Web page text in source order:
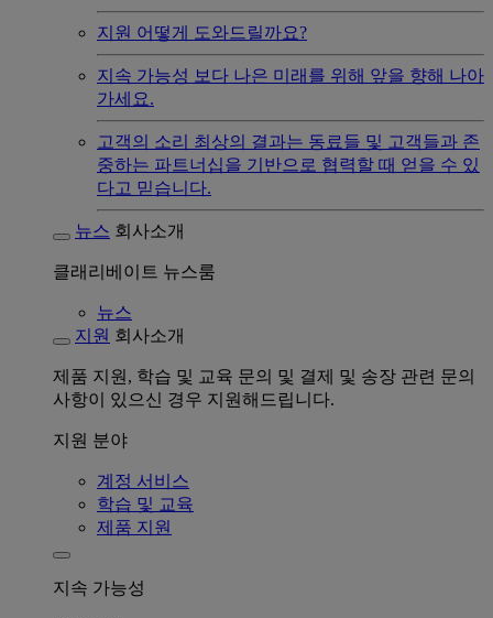
지원 어떻게 도와드릴까요?
지속 가능성 보다 나은 미래를 위해 앞을 향해 나아
가세요.
고객의 소리 최상의 결과는 동료들 및 고객들과 존
중하는 파트너십을 기반으로 협력할 때 얻을 수 있
다고 믿습니다.
뉴스 회사소개
클래리베이트 뉴스룸
뉴스
지원 회사소개
제품 지원, 학습 및 교육 문의 및 결제 및 송장 관련 문의
사항이 있으신 경우 지원해드립니다.
지원 분야
계정 서비스
학습 및 교육
제품 지원
지속 가능성